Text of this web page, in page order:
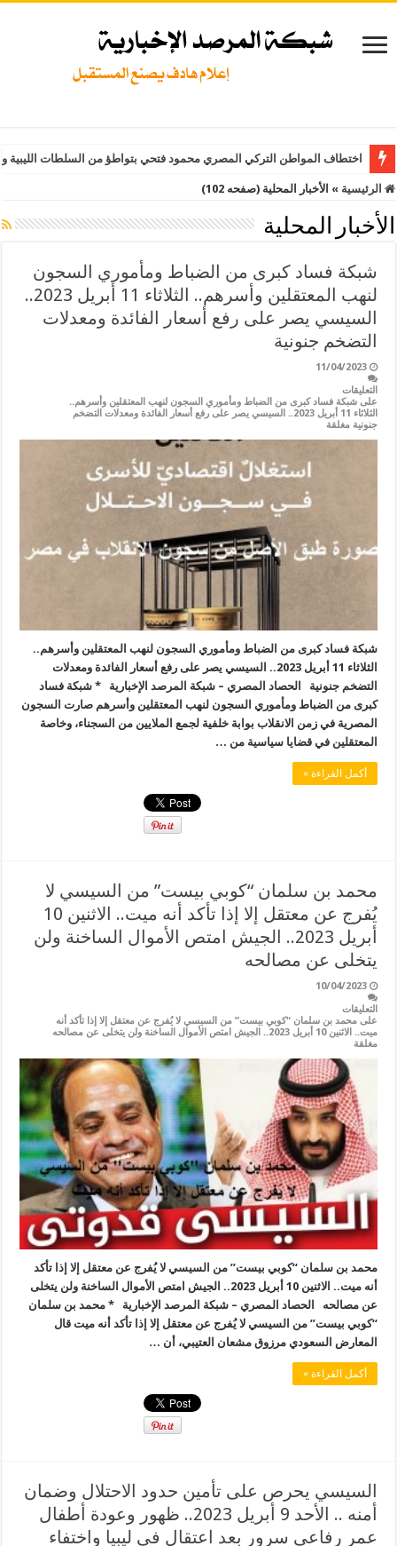
اختطاف المواطن التركي المصري محمود فتحي بتواطؤ من السلطات
الرئيسية » الأخبار المحلية (صفحه 102)
الأخبار المحلية
شبكة فساد كبرى من الضباط ومأموري السجون
لنهب المعتقلين وأسرهم.. الثلاثاء 11 أبريل 2023..
السيسي يصر على رفع أسعار الفائدة ومعدلات
التضخم جنونية
11/04/2023
التعليقات
على شبكة فساد كبرى من الضباط ومأموري السجون لنهب المعتقلين وأسرهم..
الثلاثاء 11 أبريل 2023.. السيسي يصر على رفع أسعار الفائدة ومعدلات التضخم
جنونية مغلقة
شبكة فساد كبرى من الضباط ومأموري السجون لنهب المعتقلين وأسرهم..
الثلاثاء 11 أبريل 2023.. السيسي يصر على رفع أسعار الفائدة ومعدلات
التضخم جنونية الحصاد المصري – شبكة المرصد الإخبارية * شبكة فساد
كبرى من الضباط ومأموري السجون لنهب المعتقلين وأسرهم صارت السجون
المصرية في زمن الانقلاب بوابة خلفية لجمع الملايين من السجناء، وخاصة
المعتقلين في قضايا سياسية من …
أكمل القراءة »
محمد بن سلمان “كوبي بيست” من السيسي لا
يُفرج عن معتقل إلا إذا تأكد أنه ميت.. الاثنين 10
أبريل 2023.. الجيش امتص الأموال الساخنة ولن
يتخلى عن مصالحه
10/04/2023
التعليقات
على محمد بن سلمان “كوبي بيست” من السيسي لا يُفرج عن معتقل إلا إذا تأكد أنه
ميت.. الاثنين 10 أبريل 2023.. الجيش امتص الأموال الساخنة ولن يتخلى عن مصالحه
مغلقة
محمد بن سلمان “كوبي بيست” من السيسي لا يُفرج عن معتقل إلا إذا تأكد
أنه ميت.. الاثنين 10 أبريل 2023.. الجيش امتص الأموال الساخنة ولن يتخلى
عن مصالحه الحصاد المصري – شبكة المرصد الإخبارية * محمد بن سلمان
“كوبي بيست” من السيسي لا يُفرج عن معتقل إلا إذا تأكد أنه ميت قال
المعارض السعودي مرزوق مشعان العتيبي، أن …
أكمل القراءة »
السيسي يحرص على تأمين حدود الاحتلال وضمان
أمنه .. الأحد 9 أبريل 2023.. ظهور وعودة أطفال
عمر رفاعي سرور بعد اعتقال في ليبيا واختفاء